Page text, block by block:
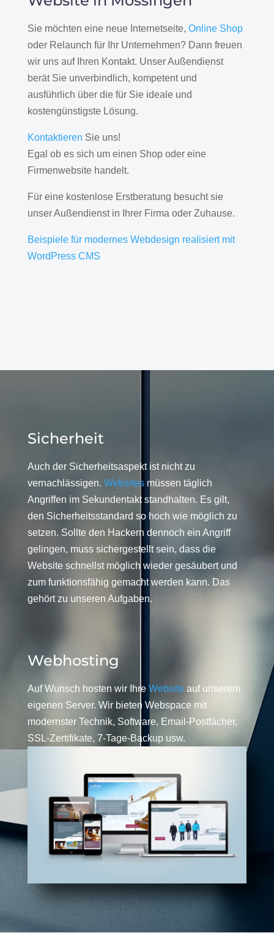
Sie möchten eine neue Internetseite, Online Shop
oder Relaunch für Ihr Unternehmen? Dann freuen
wir uns auf Ihren Kontakt. Unser Außendienst
berät Sie unverbindlich, kompetent und
ausführlich über die für Sie ideale und
kostengünstigste Lösung.
Kontaktieren Sie uns!
Egal ob es sich um einen Shop oder eine
Firmenwebsite handelt.
Für eine kostenlose Erstberatung besucht sie
unser Außendienst in Ihrer Firma oder Zuhause.
Beispiele für modernes Webdesign realisiert mit
WordPress CMS
Sicherheit
Auch der Sicherheitsaspekt ist nicht zu
vernachlässigen. Websitesmüssen täglich
Angriffen im Sekundentakt standhalten. Es gilt,
den Sicherheitsstandard so hoch wie möglich zu
setzen. Sollte den Hackern dennoch ein Angriff
gelingen, muss sichergestellt sein, dass die
Website schnellst möglich wieder gesäubert und
zum funktionsfähig gemacht werden kann. Das
gehört zu unseren Aufgaben.
Webhosting
Auf Wunsch hosten wir Ihre Website auf unserem
eigenen Server. Wir bieten Webspace mit
modernster Technik, Software, Email-Postfächer,
SSL-Zertifikate, 7-Tage-Backup usw.